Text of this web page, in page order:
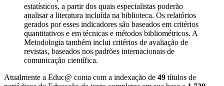
estatísticos, a partir dos quais especialistas poderão
analisar a literatura incluída na biblioteca. Os relatórios
gerados por esses indicadores são baseados em critérios
quantitativos e em técnicas e métodos bibliométricos. A
Metodologia também inclui critérios de avaliação de
revistas, baseados nos padrões internacionais de
comunicação científica.
Atualmente a Educ@ conta com a indexação de 49 títulos de